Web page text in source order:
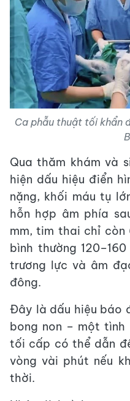
Ca phẫu thuật tối khẩn
Qua thăm khám và
hiện dấu hiệu điển
nặng, khối máu tụ
hỗn hợp âm phía
mm, tim thai chỉ
bình thường
trương lực và âm
đông.
Đây là dấu hiệu báo
bong non – một
tối cấp có thể dẫn
vòng vài phút nếu
thời.